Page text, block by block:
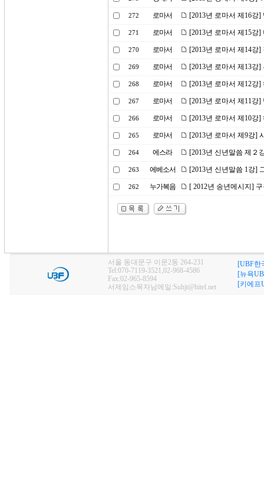
272 로마서 [2013년 로마서 제16강
271 로마서 [2013년 로마서 제15강
270 로마서 [2013년 로마서 제14강
269 로마서 [2013년 로마서 제13강
268 로마서 [2013년 로마서 제12강
267 로마서 [2013년 로마서 제11강
266 로마서 [2013년 로마서 제10강
265 로마서 [2013년 로마서 제9강]
264 에스라 [2013년 신년말씀 제２
263 에베소서 [2013년 신년말씀 1강]
262 누가복음 [ 2012년 송년메시지]
서울 동대문구 이문2동 264-231
Tel:070-7119-3521,02-968-4586
Fax:02-965-8594
서제임스목자님메일:Suhjt@hitel.net
[UBF한
[뉴욕
[키에프